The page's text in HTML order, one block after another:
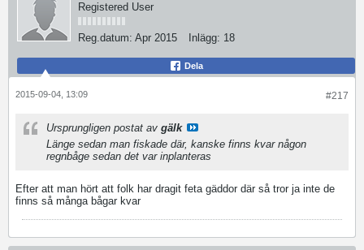
Registered User
Reg.datum: Apr 2015 Inlägg: 18
Dela
#217
2015-09-04, 13:09
Ursprungligen postat av gälk
Länge sedan man fiskade där, kanske finns kvar någon
regnbåge sedan det var inplanteras
Efter att man hört att folk har dragit feta gäddor där så tror ja inte de
finns så många bågar kvar